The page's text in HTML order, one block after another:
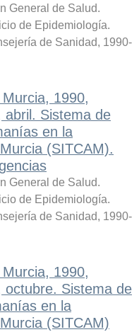
General de Salud.
de Epidemiología.
de Sanidad, 1990-
1990,
abril. Sistema de
en la
(SITCAM).
General de Salud.
de Epidemiología.
de Sanidad, 1990-
1990,
octubre. Sistema de
en la
(SITCAM)